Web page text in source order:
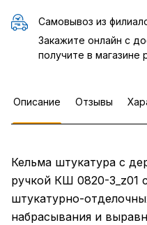
Самовывоз из
Закажите онлайн с
получите в магазине
Описание Отзывы
Кельма штукатура с
ручкой КШ 0820-3_z01
штукатурно-
набрасывания и